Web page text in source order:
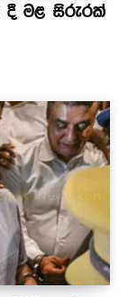
දී මළ සිරුරක්